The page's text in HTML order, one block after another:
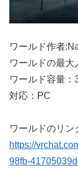
ワールド作者
ワールドの最大
ワールド容量：
対応：PC
ワールドのリン
https://
98fb-